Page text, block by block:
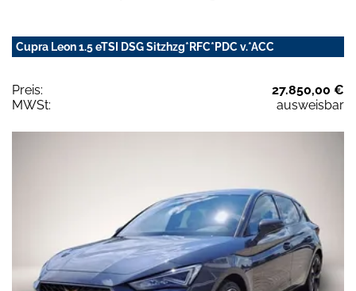
Cupra Leon 1.5 eTSI DSG Sitzhzg*RFC*PDC v.*ACC
Preis:
27.850,00 €
MWSt:
ausweisbar